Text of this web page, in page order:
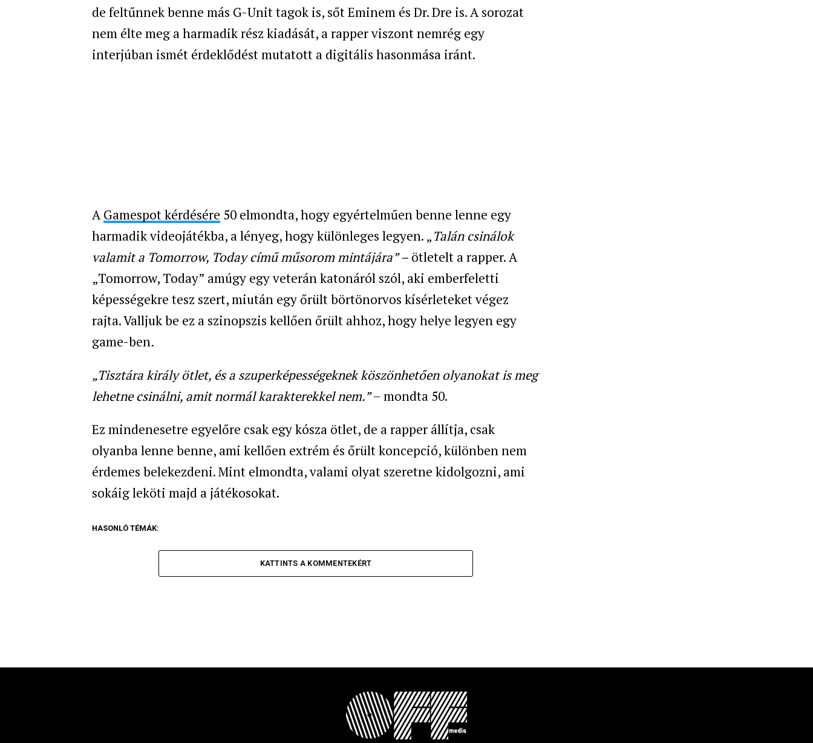
de feltűnnek benne más G-Unit tagok is, sőt Eminem és Dr. Dre is. A sorozat
nem élte meg a harmadik rész kiadását, a rapper viszont nemrég egy
interjúban ismét érdeklődést mutatott a digitális hasonmása iránt.
AGamespot kérdésére 50 elmondta, hogy egyértelműen benne lenne egy
harmadik videojátékba, a lényeg, hogy különleges legyen. „Talán csinálok
valamit a Tomorrow, Today című műsorom mintájára” – ötletelt a rapper. A
„Tomorrow, Today” amúgy egy veterán katonáról szól, aki emberfeletti
képességekre tesz szert, miután egy őrült börtönorvos kísérleteket végez
rajta. Valljuk be ez a szinopszis kellően őrült ahhoz, hogy helye legyen egy
game-ben.
„Tisztára király ötlet, és a szuperképességeknek köszönhetően olyanokat is meg
lehetne csinálni, amit normál karakterekkel nem.”– mondta 50.
Ez mindenesetre egyelőre csak egy kósza ötlet, de a rapper állítja, csak
olyanba lenne benne, ami kellően extrém és őrült koncepció, különben nem
érdemes belekezdeni. Mint elmondta, valami olyat szeretne kidolgozni, ami
sokáig leköti majd a játékosokat.
HASONLÓ TÉMÁK:
KATTINTS A KOMMENTEKÉRT